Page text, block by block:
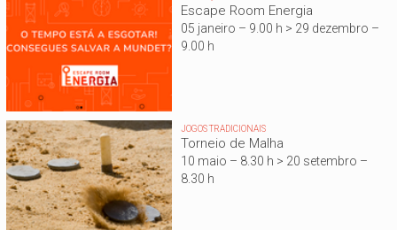
Escape Room Energia
05 janeiro – 9.00 h > 29 dezembro –
9.00 h
JOGOS TRADICIONAIS
Torneio de Malha
10 maio – 8.30 h > 20 setembro –
8.30 h